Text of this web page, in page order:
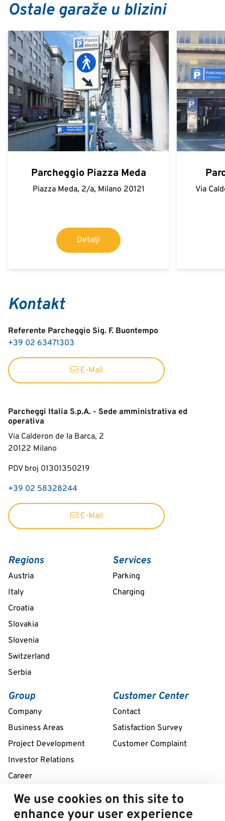
Ostale garaže u blizini
Parcheggio Piazza Meda
Piazza Meda, 2/a, Milano 20121
Detalji
Via
Kontakt
Referente Parcheggio Sig. F. Buontempo
+39 02 63471303
E-Mail
Parcheggi Italia S.p.A. - Sede amministrativa ed
operativa
Via Calderon de la Barca, 2
20122 Milano
PDV broj 01301350219
+39 02 58328244
E-Mail
Regions
Austria
Italy
Croatia
Slovakia
Slovenia
Switzerland
Serbia
Services
Parking
Charging
Group
Company
Business Areas
Project Development
Investor Relations
Career
Customer Center
Contact
Satisfaction Survey
Customer Complaint
Remote assistance service 24/7
We use cookies on this site to
enhance your user experience